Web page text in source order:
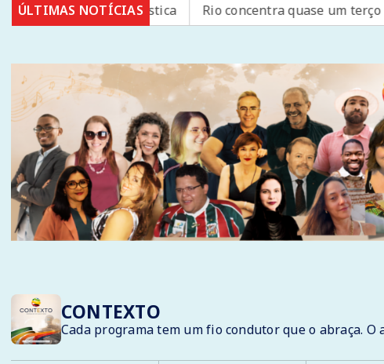
ÚLTIMAS NOTÍCIAS
SUS por fibrose cística Rio concentra quase um terço de
CONTEXTO
Cada programa tem um fio condutor que o abraça. O